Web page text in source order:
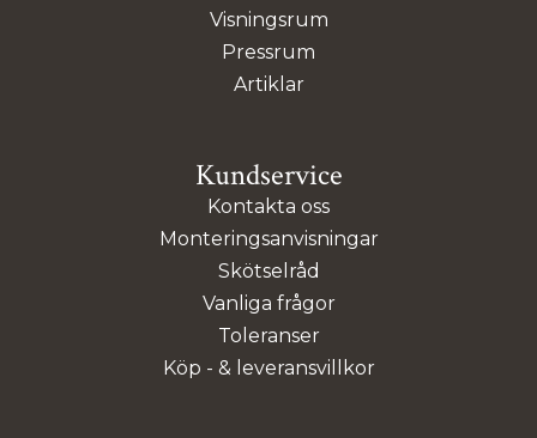
Visningsrum
Pressrum
Artiklar
Kundservice
Kontakta oss
Monteringsanvisningar
Skötselråd
Vanliga frågor
Toleranser
Köp - & leveransvillkor